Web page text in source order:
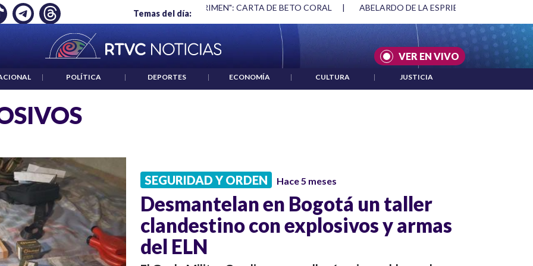
Temas del día:
EMPLEO: JP MORGAN "HABLAR NO ES UN CRIMEN": CARTA DE BETO CORAL | ABELARDO DE LA ESPRIELLA Y DMG
VER EN VIVO
| POLÍTICA | DEPORTES | ECONOMÍA | CULTURA | JUSTICIA
SEGURIDAD Y ORDEN Hace 5 meses
Desmantelan en Bogotá un taller
clandestino con explosivos y armas
del ELN